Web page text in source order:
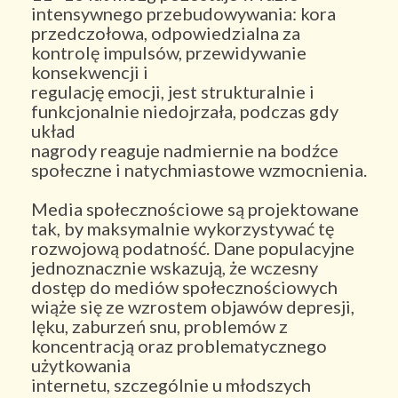
intensywnego przebudowywania: kora
przedczołowa, odpowiedzialna za
kontrolę impulsów, przewidywanie
konsekwencji i
regulację emocji, jest strukturalnie i
funkcjonalnie niedojrzała, podczas gdy
układ
nagrody reaguje nadmiernie na bodźce
społeczne i natychmiastowe wzmocnienia.
Media społecznościowe są projektowane
tak, by maksymalnie wykorzystywać tę
rozwojową podatność. Dane populacyjne
jednoznacznie wskazują, że wczesny
dostęp do mediów społecznościowych
wiąże się ze wzrostem objawów depresji,
lęku, zaburzeń snu, problemów z
koncentracją oraz problematycznego
użytkowania
internetu, szczególnie u młodszych